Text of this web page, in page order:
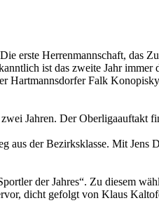
erste Herrenmannschaft, das
ist das zweite Jahr immer
Hartmannsdorfer Falk
Jahren. Der Oberligaauftakt
der Bezirksklasse. Mit Jens
der Jahres“. Zu diesem
dicht gefolgt von Klaus